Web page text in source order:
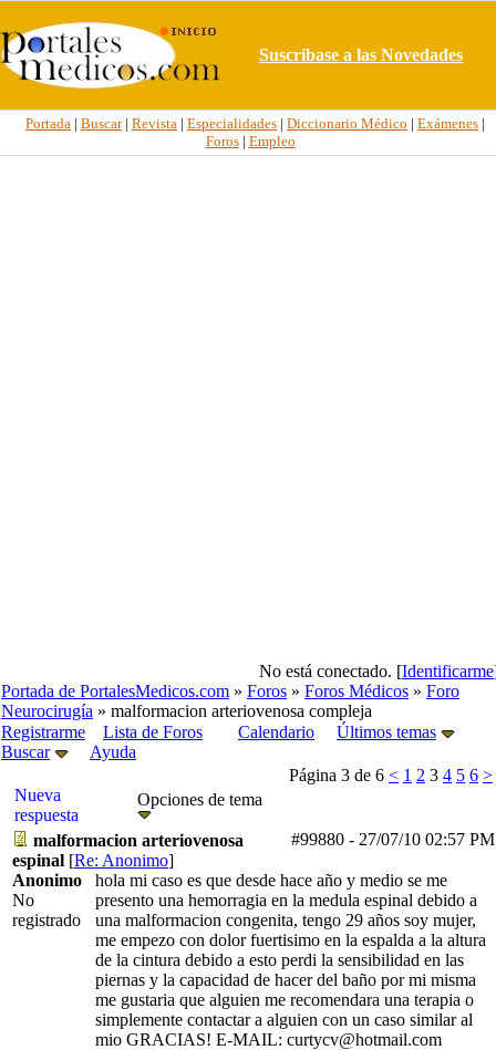
Suscríbase a las Novedades
Portada | Buscar| Revista | Especialidades | Diccionario Médico | Exámenes |
Foros| Empleo
No está conectado. [Identificarme
Portada de PortalesMedicos.com » Foros » Foros Médicos » Foro
Neurocirugía » malformacion arteriovenosa compleja
Registrarme
Lista de Foros Calendario
Últimos temas
Buscar
Ayuda
Página 3 de 6 < 1 2 3 4 5 6 >
Nueva
respuesta
Opciones de tema
#99880 - 27/07/10 02:57 PM
malformacion arteriovenosa
espinal [Re: Anonimo]
Anonimo
No
registrado
hola mi caso es que desde hace año y medio se me
presento una hemorragia en la medula espinal debido a
una malformacion congenita, tengo 29 años soy mujer,
me empezo con dolor fuertisimo en la espalda a la altura
de la cintura debido a esto perdi la sensibilidad en las
piernas y la capacidad de hacer del baño por mi misma
me gustaria que alguien me recomendara una terapia o
simplemente contactar a alguien con un caso similar al
mio GRACIAS! E-MAIL: curtycv@hotmail.com